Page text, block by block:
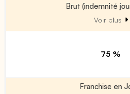
Brut (indemnité
Voir plus
75 %
Franchise en